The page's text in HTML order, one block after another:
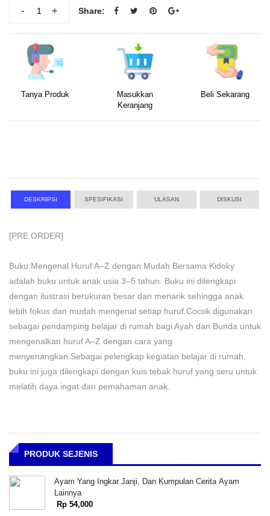
+
- Share:
Tanya Produk
Masukkan
Keranjang
Beli Sekarang
DESKRIPSI SPESIFIKASI ULASAN DISKUSI
[PRE ORDER]
Buku Mengenal Huruf A–Z dengan Mudah Bersama Kidoky
adalah buku untuk anak usia 3–5 tahun. Buku ini dilengkapi
dengan ilustrasi berukuran besar dan menarik sehingga anak
lebih fokus dan mudah mengenal setiap huruf.Cocok digunakan
sebagai pendamping belajar di rumah bagi Ayah dan Bunda untuk
mengenalkan huruf A–Z dengan cara yang
menyenangkan.Sebagai pelengkap kegiatan belajar di rumah,
buku ini juga dilengkapi dengan kuis tebak huruf yang seru untuk
melatih daya ingat dan pemahaman anak.
PRODUK SEJENIS
Ayam Yang Ingkar Janji, Dan Kumpulan Cerita Ayam
Lainnya
Rp 54,000